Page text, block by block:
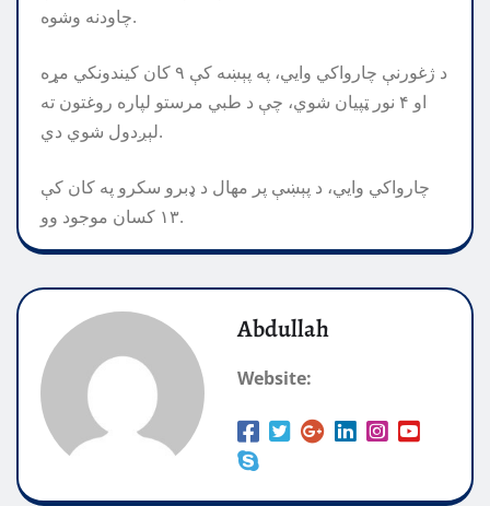
چاودنه وشوه.
د ژغورنې چارواکي وايي، په پېښه کې ۹ کان کیندونکي مړه
او ۴ نور ټپیان شوي، چې د طبي مرستو لپاره روغتون ته
لېږدول شوي دي.
چارواکي وايي، د پېښې پر مهال د ډبرو سکرو په کان کې
۱۳ کسان موجود وو.
Abdullah
Website: